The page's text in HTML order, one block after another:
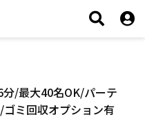
分/最大40名OK/パーテ
ミ回収オプション有